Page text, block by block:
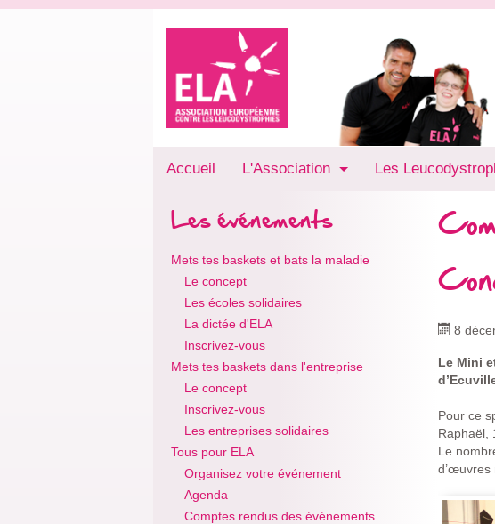
Accueil L'Association Les
Les événements
Mets tes baskets et bats la maladie
Le concept
Les écoles solidaires
La dictée d'ELA
Inscrivez-vous
Mets tes baskets dans l'entreprise
Le concept
Inscrivez-vous
Les entreprises solidaires
Tous pour ELA
Organisez votre événement
Agenda
Comptes rendus des événements
8
Le Mini
Pour ce
Raphaël,
Le
d’œuvres